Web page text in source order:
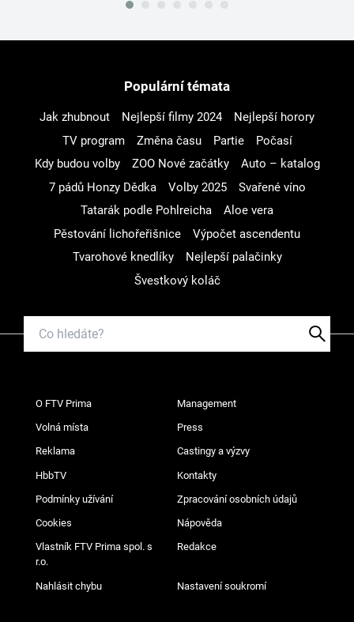
Populární témata
Jak zhubnout Nejlepší filmy 2024
Nejlepší horory
TV program
Změna času Partie
Počasí
Kdy budou volby
ZOO Nové začátky
Auto – katalog
7 pádů Honzy Dědka
Volby 2025
Svařené víno
Tatarák podle Pohlreicha
Aloe vera
Pěstování lichořeřišnice
Výpočet ascendentu
Tvarohové knedlíky
Nejlepší palačinky
Švestkový koláč
O FTV Prima Management
Volná místa Press
Reklama Castingy a výzvy
HbbTV Kontakty
Podmínky užívání Zpracování osobních údajů
Cookies Nápověda
Vlastník FTV Prima spol. s
r.o.
Redakce
Nahlásit chybu Nastavení soukromí